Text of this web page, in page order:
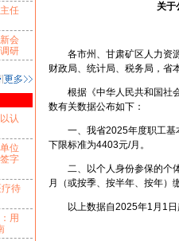
任
会
研
认
位
字
待
用
关于
各市州、甘肃矿区人力资源
财政局、统计局、税务局，省
根据《中华人民共和国社会
数有关数据公布如下：
一、我省2025年度职工基
下限标准为4403元/月。
二、以个人身份参保的个体
月（或按季、按半年、按年）
以上数据自2025年1月1日